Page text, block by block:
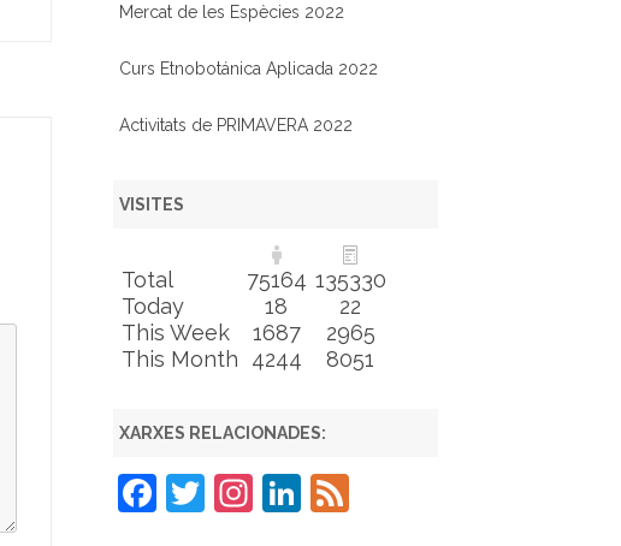
Mercat de les Espècies 2022
Curs Etnobotánica Aplicada 2022
Activitats de PRIMAVERA 2022
VISITES
Total 75164 135330
Today
18
22
This Week
1687
2965
This Month
4244 8051
XARXES RELACIONADES:
F T In Li F